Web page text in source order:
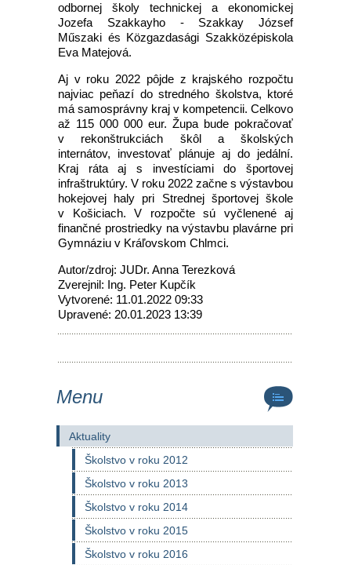
odbornej školy technickej a ekonomickej
Jozefa Szakkayho - Szakkay József
Műszaki és Közgazdasági Szakközépiskola
Eva Matejová.
Aj v roku 2022 pôjde z krajského rozpočtu
najviac peňazí do stredného školstva, ktoré
má samosprávny kraj v kompetencii. Celkovo
až 115 000 000 eur. Župa bude pokračovať
v rekonštrukciách škôl a školských
internátov, investovať plánuje aj do jedální.
Kraj ráta aj s investíciami do športovej
infraštruktúry. V roku 2022 začne s výstavbou
hokejovej haly pri Strednej športovej škole
v Košiciach. V rozpočte sú vyčlenené aj
finančné prostriedky na výstavbu plavárne pri
Gymnáziu v Kráľovskom Chlmci.
Autor/zdroj: JUDr. Anna Terezková
Zverejnil: Ing. Peter Kupčík
Vytvorené: 11.01.2022 09:33
Upravené: 20.01.2023 13:39
Menu
Aktuality
Školstvo v roku 2012
Školstvo v roku 2013
Školstvo v roku 2014
Školstvo v roku 2015
Školstvo v roku 2016